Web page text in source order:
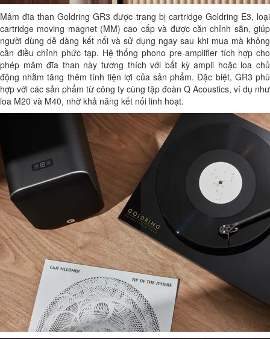
Mâm đĩa than Goldring GR3 được trang bị cartridge Goldring E3, loại
cartridge moving magnet (MM) cao cấp và được căn chỉnh sẵn, giúp
người dùng dễ dàng kết nối và sử dụng ngay sau khi mua mà không
cần điều chỉnh phức tạp. Hệ thống phono pre-amplifier tích hợp cho
phép mâm đĩa than này tương thích với bất kỳ ampli hoặc loa chủ
động nhằm tăng thêm tính tiện lợi của sản phẩm. Đặc biệt, GR3 phù
hợp với các sản phẩm từ công ty cùng tập đoàn Q Acoustics, ví dụ như
loa M20 và M40, nhờ khả năng kết nối linh hoạt.